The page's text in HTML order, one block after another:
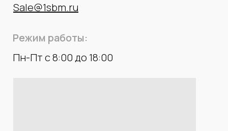
Пн-Пт с 8:00 до 18:00
Sale@1sbm.ru
Режим работы: